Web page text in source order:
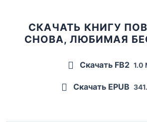
СКАЧАТЬ КНИГУ
СНОВА, ЛЮБИМАЯ
Скачать FB2 1.0
Скачать EPUB